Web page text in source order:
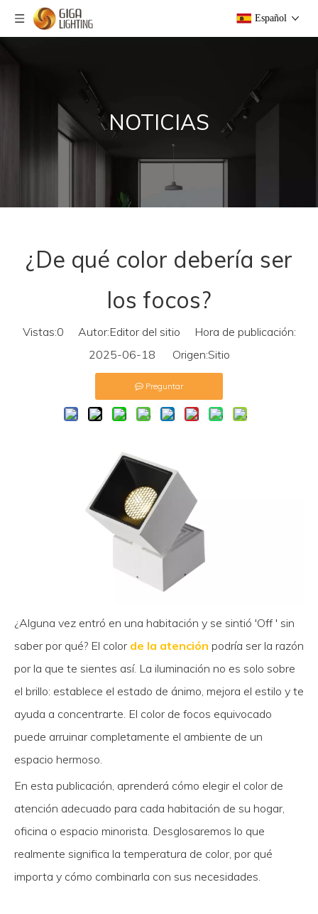
Español
NOTICIAS
¿De qué color debería ser
los focos?
Vistas:0 Autor:Editor del sitio Hora de publicación:
2025-06-18 Origen:Sitio
Preguntar
¿Alguna vez entró en una habitación y se sintió 'Off ' sin
saber por qué? El color de la atención podría ser la razón
por la que te sientes así. La iluminación no es solo sobre
el brillo: establece el estado de ánimo, mejora el estilo y te
ayuda a concentrarte. El color de focos equivocado
puede arruinar completamente el ambiente de un
espacio hermoso.
En esta publicación, aprenderá cómo elegir el color de
atención adecuado para cada habitación de su hogar,
oficina o espacio minorista. Desglosaremos lo que
realmente significa la temperatura de color, por qué
importa y cómo combinarla con sus necesidades.